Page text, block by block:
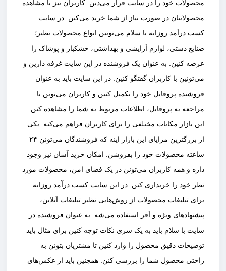
محصولات خود را در سایت قرار می‌دین. کاربران نیز با مشاهده
محصولاتتان در صورت نیاز از شما خرید می‌کنن. در سایت
کسب درآمد روزانه با سلام می‌تونین انواع محصولات نظیر؛
صنایع دستی، لوازم آرایشی و بهداشتی، خشکبار و پوشاک را
عرضه کنین. به عنوان یک فروشنده در این سایت غرفه دارین و
می‌تونین با کاربران گفتگو کنین. در این سایت باید به عنوان
فروشنده پروفایل خود را تکمیل کنین و کاربران می‌تونن با
مراجعه به پروفایل، اطلاعات مربوط به شما را مشاهده کنن.
این بازار مکانات مختلفی را برای کاربران فراهم می‌کنه. یکی
از بزرگترین مزایای این بازار اینه که فروشندگان می‌تونن ۲۴
ساعته محصولات خود را بفروشن. امکان خرید آسان نیز وجود
داره و همه کاربران می‌تونن در یک فضای امن، محصولات مورد
نظر خود را خریداری کنن. در این سایت کسب درآمد روزانه
برای تبلیغات محصولات از روش‌هایی نظیر تبلیغات آنلاین،
پیشنهادهای ویژه و آفر استفاده می‌شه. به عنوان فروشنده در
سایت با سلام باید به یک سری نکات توجه کنین برای مثال باید
توضیحات دقیق محصول را وارد کنین تا مشتریان بتونن به
راحتی محصول شما را بررسی کنن. همچنین باید از عکس‌های